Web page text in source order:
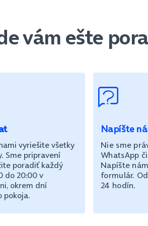
vám ešte
vyriešite všetky
Sme pripravení
poradiť každý
do 20:00 v
okrem dní
pokoja.
Napíšte
Nie sme
WhatsApp
Napíšte
formulár.
24 hodín.